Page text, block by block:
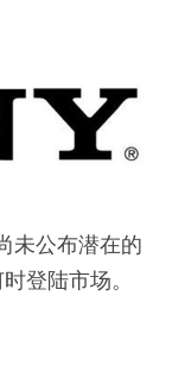
未公布潜在的
登陆市场。